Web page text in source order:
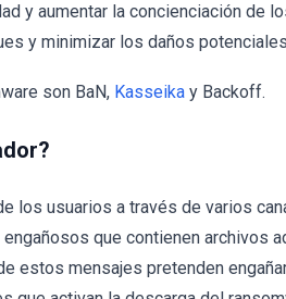
y aumentar la concienciación de
y minimizar los daños
son BaN, Kasseika y Backoff.
los usuarios a través de varios
que contienen archivos
estos mensajes pretenden